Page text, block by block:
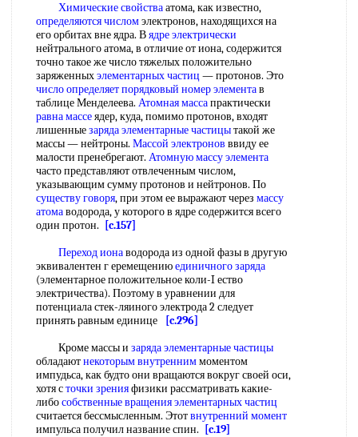
Химические свойстваатома, как известно,
определяются числомэлектронов, находящихся на
его орбитах вне ядра. Вядре электрически
нейтрального атома, в отличие от иона, содержится
точно такое же число тяжелых положительно
заряженныхэлементарных частиц — протонов. Это
число определяетпорядковый номер элементав
таблице Менделеева. Атомная массапрактически
равна массеядер, куда, помимо протонов, входят
лишенныезаряда элементарные частицытакой же
массы — нейтроны. Массой электронов ввиду ее
малости пренебрегают. Атомную массу элемента
часто представляют отвлеченным числом,
указывающим сумму протонов и нейтронов. По
существу говоря, при этом ее выражают через массу
атомаводорода, у которого в ядре содержится всего
один протон.
[c.157]
Переход ионаводорода из одной фазы в другую
эквивалентен г еремещениюединичного заряда
(элементарное положительное коли-I ество
электричества). Поэтому в уравнении для
потенциала стек-ляиного электрода 2 следует
принять равным единице
[c.296]
Кроме массы и заряда элементарные частицы
обладаютнекоторым внутренниммоментом
импудьса, как будто они вращаются вокруг своей оси,
хотя сточки зренияфизики рассматривать какие-
либособственные вращенияэлементарных частиц
считается бессмысленным. Этотвнутренний момент
импульса получил название спин.
[c.19]